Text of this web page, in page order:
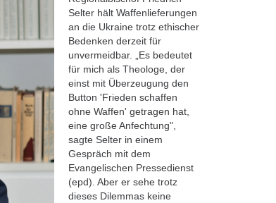
Selter hält Waffenlieferungen
an die Ukraine trotz ethischer
Bedenken derzeit für
unvermeidbar. „Es bedeutet
für mich als Theologe, der
einst mit Überzeugung den
Button 'Frieden schaffen
ohne Waffen' getragen hat,
eine große Anfechtung",
sagte Selter in einem
Gespräch mit dem
Evangelischen Pressedienst
(epd). Aber er sehe trotz
dieses Dilemmas keine